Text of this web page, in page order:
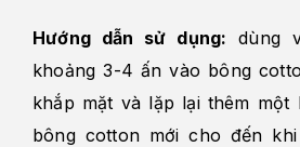
Hướng dẫn sử dụng: dùng
khoảng 3-4 ấn vào bông
khắp mặt và lặp lại thêm một
bông cotton mới cho đến